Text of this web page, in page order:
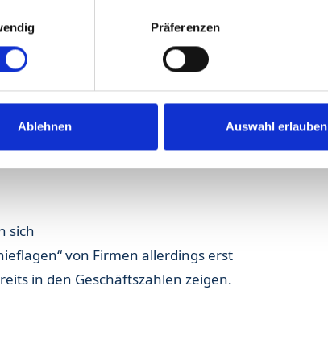
Präferenzen
Ablehnen Auswahl erlauben
kurzfristig gesenkt hat
Du keine Informationen zum
abfragen. Diese
der Warenkreditversicherung
und dürfen auch von den Kunden
Wenn überhaupt bekommst Du
sollten aus absolut zuverlässiger
sich
von Firmen allerdings erst
in den Geschäftszahlen zeigen.